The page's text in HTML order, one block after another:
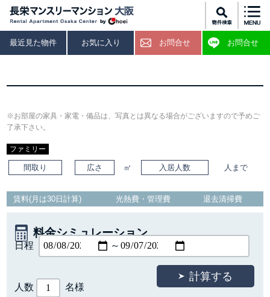
最近見た物件 お気に入り お問合せ お問合せ
※お部屋の家具・家電・備品は、写真とは異なる場合がございますので予めご
了承下さい。
ファミリー
間取り 広さ ㎡ 入居人数 人まで
賃料(月は30日計算) 光熱費・管理費 退去清掃費
料金シミュレーション
人数 名様
日程 ～